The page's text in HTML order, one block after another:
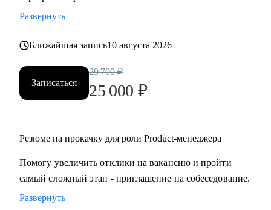
• Подготовиться к собеседованию и успешно пройти.
• Создать детальный индивидуальный плана развития и
• Построить здоровые отношения в команде и эффективно
работать с конфликтами.
Специалистам от Junior до Senior уровня:
зарплате
• Владельцам стартапов, которые собирают команду, строят
процессы
Развернуть
Ближайшая запись10 августа 2026
Записаться
29 700 ₽
25 000 ₽
Резюме на прокачку для роли Product-менеджера
Помогу увеличить отклики на вакансию и пройти
самый сложный этап - приглашение на собеседование.
Развернуть